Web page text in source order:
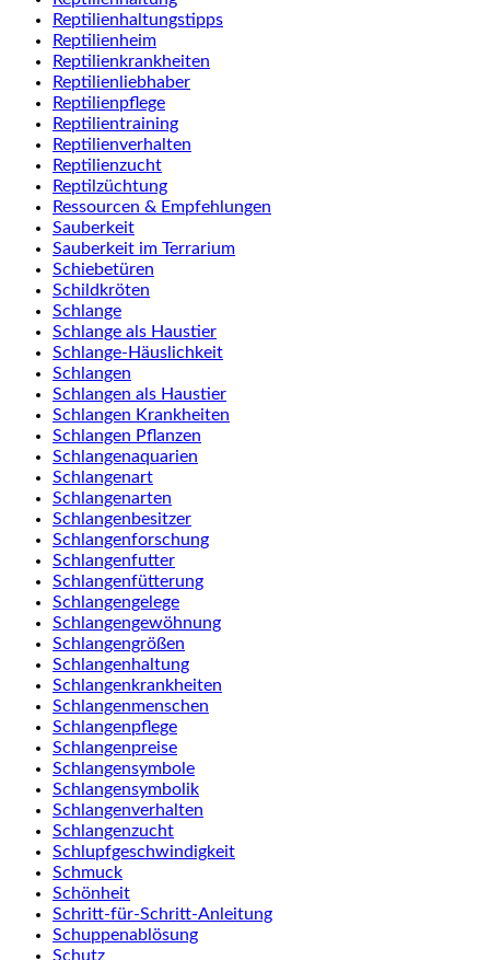
Reptilienhaltungstipps
Reptilienheim
Reptilienkrankheiten
Reptilienliebhaber
Reptilienpflege
Reptilientraining
Reptilienverhalten
Reptilienzucht
Reptilzüchtung
Ressourcen & Empfehlungen
Sauberkeit
Sauberkeit im Terrarium
Schiebetüren
Schildkröten
Schlange
Schlange als Haustier
Schlange-Häuslichkeit
Schlangen
Schlangen als Haustier
Schlangen Krankheiten
Schlangen Pflanzen
Schlangenaquarien
Schlangenart
Schlangenarten
Schlangenbesitzer
Schlangenforschung
Schlangenfutter
Schlangenfütterung
Schlangengelege
Schlangengewöhnung
Schlangengrößen
Schlangenhaltung
Schlangenkrankheiten
Schlangenmenschen
Schlangenpflege
Schlangenpreise
Schlangensymbole
Schlangensymbolik
Schlangenverhalten
Schlangenzucht
Schlupfgeschwindigkeit
Schmuck
Schönheit
Schritt-für-Schritt-Anleitung
Schuppenablösung
Schutz